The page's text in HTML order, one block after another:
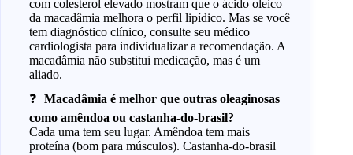
com colesterol elevado mostram que o ácido oleico
da macadâmia melhora o perfil lipídico. Mas se você
tem diagnóstico clínico, consulte seu médico
cardiologista para individualizar a recomendação. A
macadâmia não substitui medicação, mas é um
aliado.
Macadâmia é melhor que outras oleaginosas
como amêndoa ou castanha-do-brasil?
Cada uma tem seu lugar. Amêndoa tem mais
proteína (bom para músculos). Castanha-do-brasil